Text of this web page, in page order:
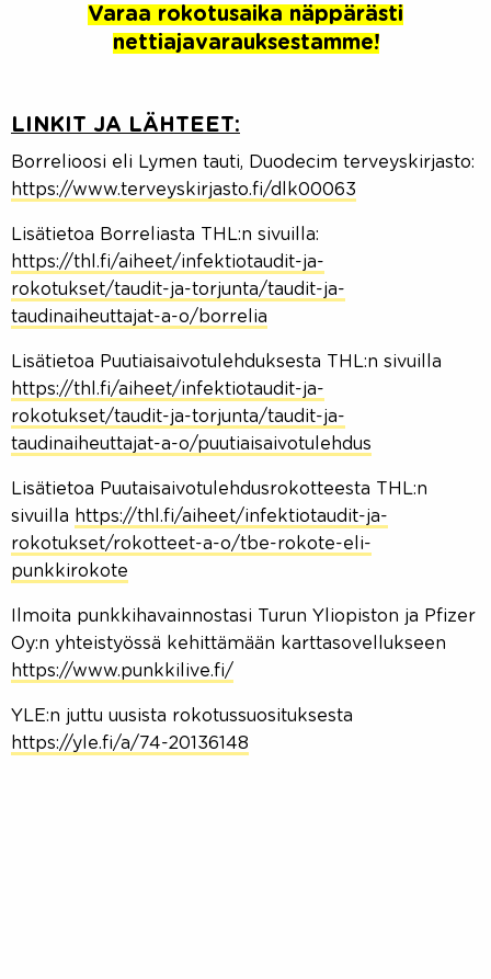
Varaa rokotusaika näppärästi
nettiajavarauksestamme!
LINKIT JA LÄHTEET:
Borrelioosi eli Lymen tauti, Duodecim terveyskirjasto:
https://www.terveyskirjasto.fi/dlk00063
Lisätietoa Borreliasta THL:n sivuilla:
https://thl.fi/aiheet/infektiotaudit-ja-
rokotukset/taudit-ja-torjunta/taudit-ja-
taudinaiheuttajat-a-o/borrelia
Lisätietoa Puutiaisaivotulehduksesta THL:n sivuilla
https://thl.fi/aiheet/infektiotaudit-ja-
rokotukset/taudit-ja-torjunta/taudit-ja-
taudinaiheuttajat-a-o/puutiaisaivotulehdus
Lisätietoa Puutaisaivotulehdusrokotteesta THL:n
sivuilla https://thl.fi/aiheet/infektiotaudit-ja-
rokotukset/rokotteet-a-o/tbe-rokote-eli-
punkkirokote
Ilmoita punkkihavainnostasi Turun Yliopiston ja Pfizer
Oy:n yhteistyössä kehittämään karttasovellukseen
https://www.punkkilive.fi/
YLE:n juttu uusista rokotussuosituksesta
https://yle.fi/a/74-20136148